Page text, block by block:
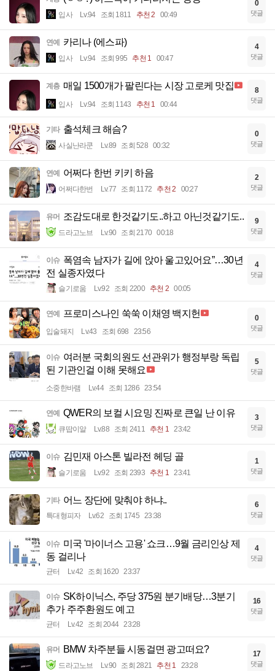
입사 Lv.94 조회 1811 추천 2 00:49
0
댓글
연예 카리나 (에스파)
입사 Lv.94 조회 995 추천 1 00:47
4
댓글
계층 매일 1500개가 팔린다는 시장 고로케 맛집
입사 Lv.94 조회 1143 추천 1 00:44
8
댓글
기타 출석체크 해슴?
사실난라쿤 Lv.89 조회 528 00:32
0
댓글
연예 어쩌다 한번 키키 하음
어쩌다한번 Lv.77 조회 1172 추천 2 00:27
2
댓글
유머 조감도대로 한것같기도..하고 아닌것같기도..
드라고노브 Lv.90 조회 2170 00:18
9
댓글
이슈 폭염속 남자가 길에 앉아 울고있어요”…30년
전 실종자였다
슬기로움 Lv.92 조회 2200 추천 2 00:05
4
댓글
연예 프로미스나인 쑥쑥 이채영 백지헌
입술돼지 Lv.43 조회 698 23:56
0
댓글
이슈 여러분 국회의원도 선관위가 행정부랑 독립
된 기관인걸 이해 못해요
소중한바램 Lv.44 조회 1286 23:54
5
댓글
연예 QWER의 보컬 시요밍 진짜로 큰일 난 이유
큐땁이알 Lv.88 조회 2411 추천 1 23:42
3
댓글
이슈 김민재 아스톤 빌라전 헤딩 골
슬기로움 Lv.92 조회 2393 추천 1 23:41
1
댓글
기타 어느 장단에 맞춰야 하냐..
특대형피자 Lv.62 조회 1745 23:38
6
댓글
이슈 미국 '마이너스 고용' 쇼크…9월 금리인상 제
동 걸리나
균터 Lv.42 조회 1620 23:37
4
댓글
이슈 SK하이닉스, 주당 375원 분기배당…3분기
추가 주주환원도 예고
균터 Lv.42 조회 2044 23:28
16
댓글
유머 BMW 차주분들 시동걸면 광고떠요?
드라고노브 Lv.90 조회 2821 추천 1 23:28
17
댓글